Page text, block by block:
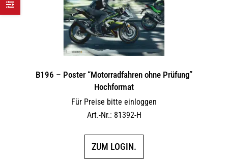
B196 – Poster “Motorradfahren ohne Prüfung”
Hochformat
Für Preise bitte einloggen
Art.-Nr.: 81392-H
ZUM LOGIN.